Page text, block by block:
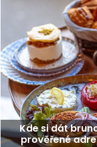
Kde si dát
prověřené